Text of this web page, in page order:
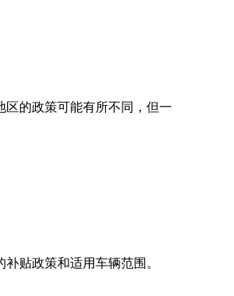
的政策可能有所不同，但一
贴政策和适用车辆范围。